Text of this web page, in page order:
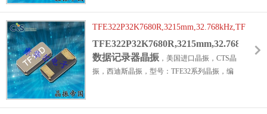
应用。应用包含：汽车电子晶振，汽车导航系
统，汽车信息娱乐系统，工业控制设备，M2M
+125℃，频率：32.768KHz，小体积晶振尺
寸：3.2x1.5x0.9mm晶振，音叉晶体，两脚贴
片晶振，石英晶振，石英晶体谐振器，无源晶
振，SMD晶振。具有超小型晶振，轻薄型晶
振，耐热及耐环境特点。 CTS TFA32系列是理
用包含：汽车电子晶振，汽车导航系统，汽车
数据记录器晶振
数据记录器晶振 ，美国进口晶振，CTS晶
振，西迪斯晶振，型号：TFE32系列晶振，编
容：12.5pF，小体积晶振尺寸：3.2x1.5mm，两